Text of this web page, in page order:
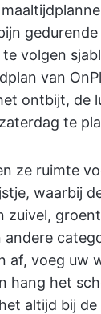
gedurende
volgen
van
ontbijt, de
te
ze ruimte
waarbij
zuivel,
andere
af, voeg uw
hang het
altijd bij